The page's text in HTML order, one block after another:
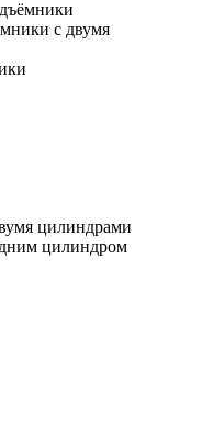
с двумя
цилиндрами
цилиндром